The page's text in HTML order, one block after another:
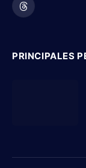
Threads
PRINCIPALES